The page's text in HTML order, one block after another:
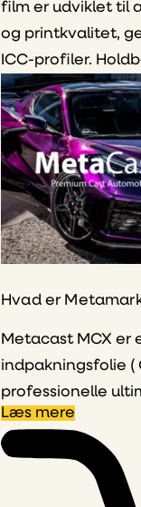
film er udviklet til
og printkvalitet,
ICC-profiler.
Hvad er
Metacast MCX er
indpakningsfolie (
professionelle
Læs mere